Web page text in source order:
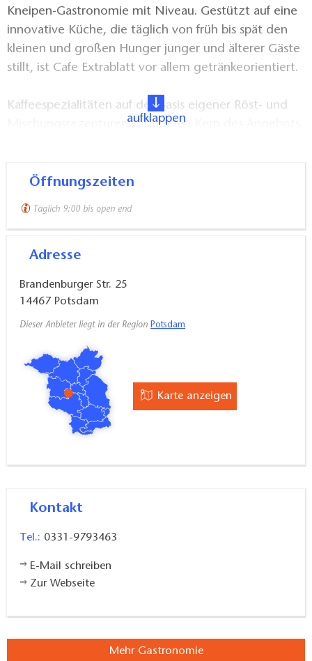
Kneipen-Gastronomie mit Niveau. Gestützt auf eine
innovative Küche, die täglich von früh bis spät den
kleinen und großen Hunger junger und älterer Gäste
stillt, ist Cafe Extrablatt vor allem getränkeorientiert.
Kaffeespezialitäten auf der Basis eigener Röst- und
Mischungsrezepturen bilden den Kern des Angebots.
mal zum Frühstück, mal zum Mittagsschnäppchen,
Die moderne Form der guten alten Eckkneipe – das
geführten Betriebe von Cafe Extrablatt. Ein
netten Menschen verwöhnen lassen!
aufklappen
Öffnungszeiten
Täglich 9:00 bis open end
Adresse
Brandenburger Str. 25
14467 Potsdam
Dieser Anbieter liegt in der Region Potsdam
Karte anzeigen
Kontakt
Tel.: 0331-9793463
E-Mail schreiben
Zur Webseite
Mehr Gastronomie